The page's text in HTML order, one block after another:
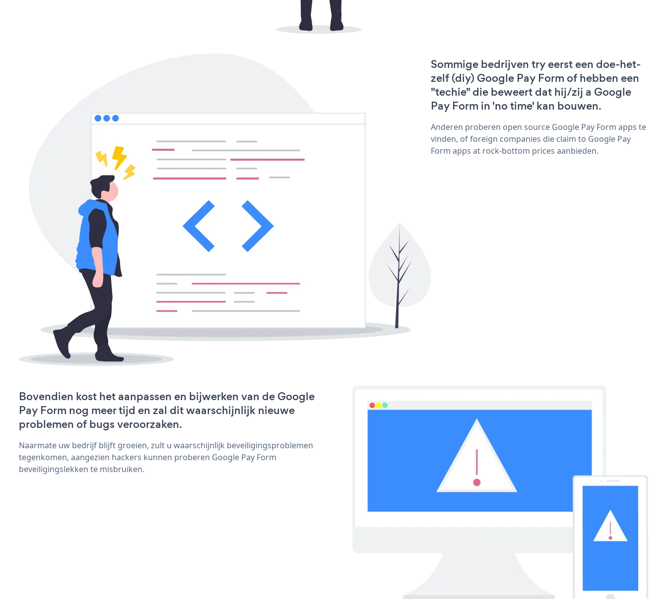
Sommige bedrijven try eerst een doe-het-
zelf (diy) Google Pay Form of hebben een
"techie" die beweert dat hij/zij a Google
Pay Form in 'no time' kan bouwen.
Anderen proberen open source Google Pay Form apps te
vinden, of foreign companies die claim to Google Pay
Form apps at rock-bottom prices aanbieden.
Bovendien kost het aanpassen en bijwerken van de Google
Pay Form nog meer tijd en zal dit waarschijnlijk nieuwe
problemen of bugs veroorzaken.
Naarmate uw bedrijf blijft groeien, zult u waarschijnlijk beveiligingsproblemen
tegenkomen, aangezien hackers kunnen proberen Google Pay Form
beveiligingslekken te misbruiken.